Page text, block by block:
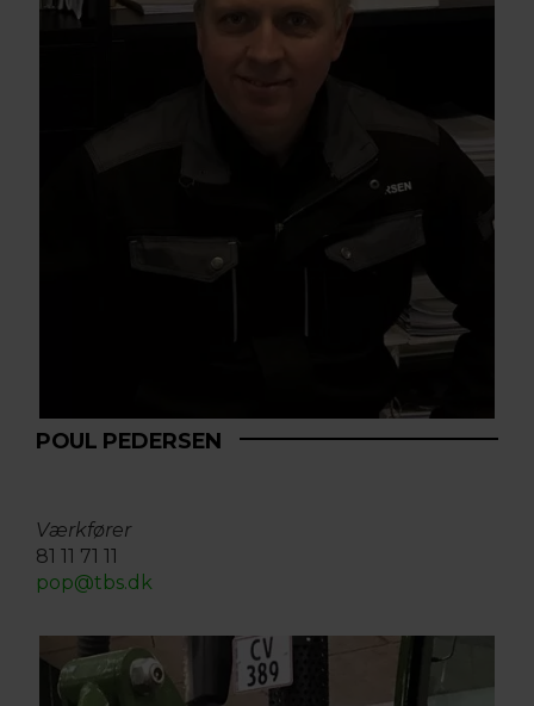
POUL PEDERSEN
Værkfører
81 11 71 11
pop@tbs.dk